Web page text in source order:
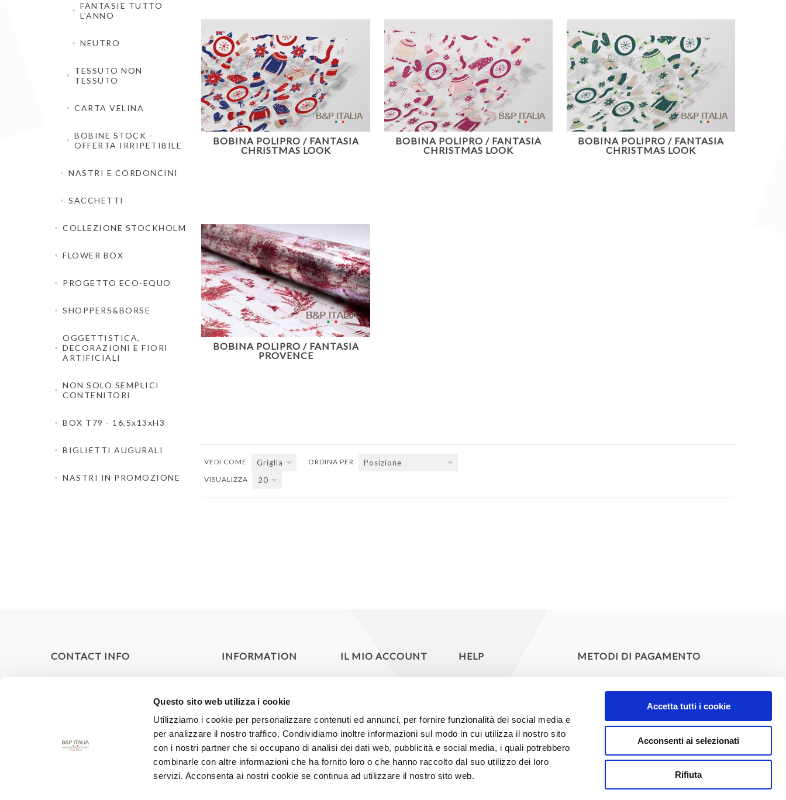
Questo sito web utilizza i cookie
Utilizziamo i cookie per personalizzare contenuti ed annunci, per fornire funzionalità dei social media e
per analizzare il nostro traffico. Condividiamo inoltre informazioni sul modo in cui utilizza il nostro sito
con i nostri partner che si occupano di analisi dei dati web, pubblicità e social media, i quali potrebbero
combinarle con altre informazioni che ha fornito loro o che hanno raccolto dal suo utilizzo dei loro
servizi. Acconsenta ai nostri cookie se continua ad utilizzare il nostro sito web.
Accetta tutti i cookie
Acconsenti ai selezionati
Rifiuta
BOBINA POLIPRO / FANTASIA
CHRISTMAS LOOK
BOBINA POLIPRO / FANTASIA
CHRISTMAS LOOK
BOBINA POLIPRO / FANTASIA
CHRISTMAS LOOK
BOBINA POLIPRO / FANTASIA
PROVENCE
VEDI COME Griglia ORDINA PER Posizione
VISUALIZZA 20
FANTASIE TUTTO
L'ANNO
NEUTRO
TESSUTO NON
TESSUTO
CARTA VELINA
BOBINE STOCK -
OFFERTA IRRIPETIBILE
NASTRI E CORDONCINI
SACCHETTI
COLLEZIONE STOCKHOLM
FLOWER BOX
PROGETTO ECO-EQUO
SHOPPERS&BORSE
OGGETTISTICA,
DECORAZIONI E FIORI
ARTIFICIALI
NON SOLO SEMPLICI
CONTENITORI
BOX T79 - 16,5x13xH3
BIGLIETTI AUGURALI
NASTRI IN PROMOZIONE
CONTACT INFO
d'Isonzo Italia 34076
Phone: +390481908918
Email: shop@bepitalia.it
INFORMATION
Privacy
Cookie
Condizioni di vendita
Chi siamo
IL MIO ACCOUNT
Ordini del cliente
Lista dei desideri
HELP
Cerca
METODI DI PAGAMENTO